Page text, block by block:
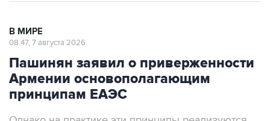
Пашинян заявил о приверженности
Армении основополагающим
принципам ЕАЭС
Однако на практике эти принципы реализуются